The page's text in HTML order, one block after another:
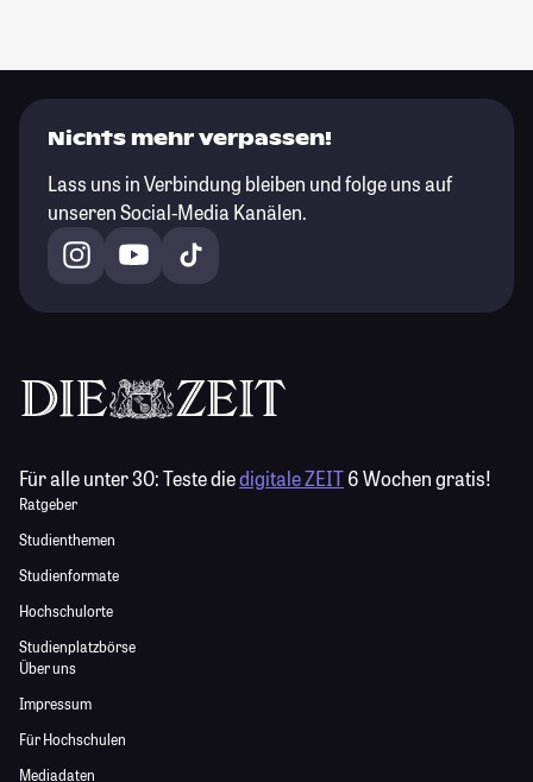
Nichts mehr verpassen!
Lass uns in Verbindung bleiben und folge uns auf
unseren Social-Media Kanälen.
Für alle unter 30:Teste diedigitale ZEIT6 Wochen gratis!
Ratgeber
Studienthemen
Studienformate
Hochschulorte
Studienplatzbörse
Über uns
Impressum
Für Hochschulen
Mediadaten